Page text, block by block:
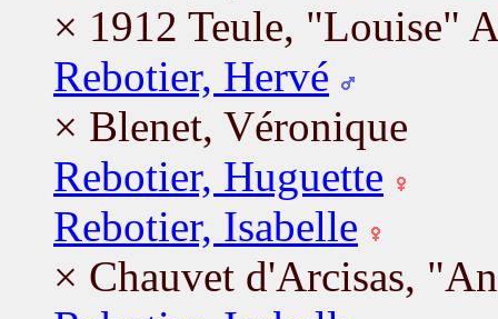
× 1912 Teule, "Louise"
Rebotier, Hervé
× Blenet, Véronique
Rebotier, Huguette
Rebotier, Isabelle
× Chauvet d'Arcisas,